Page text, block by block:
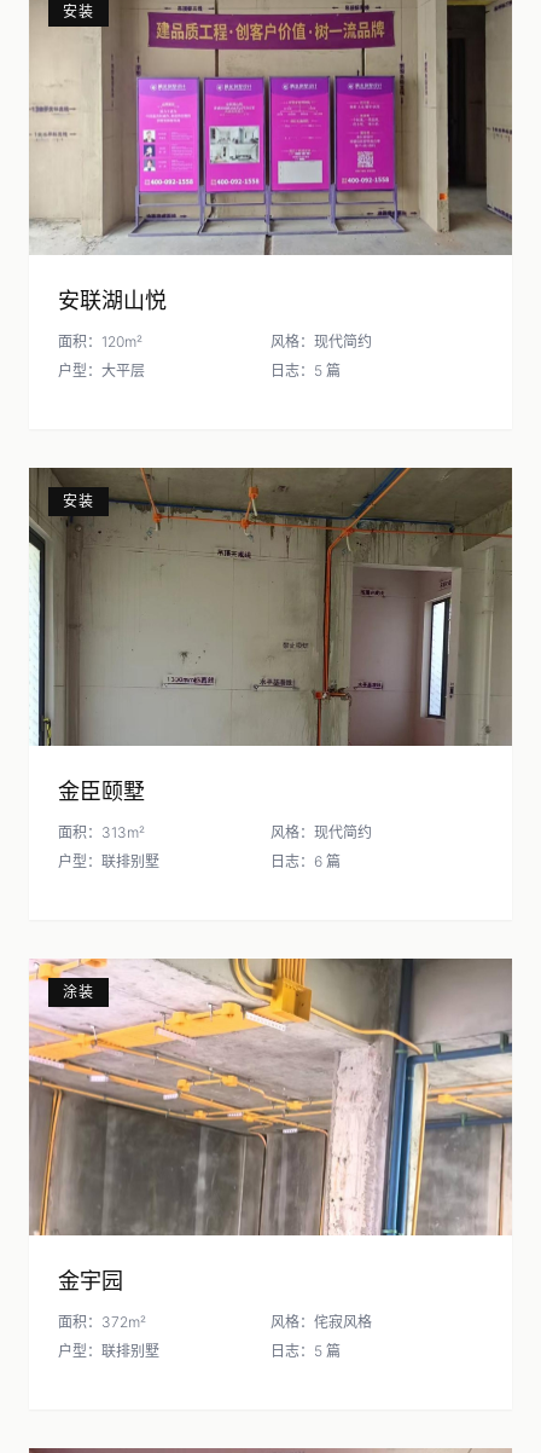
安装
安联湖山悦
面积：120m²
风格：现代简约
户型：大平层
日志：5 篇
安装
金臣颐墅
面积：313m²
风格：现代简约
户型：联排别墅
日志：6 篇
涂装
金宇园
面积：372m²
风格：侘寂风格
户型：联排别墅
日志：5 篇